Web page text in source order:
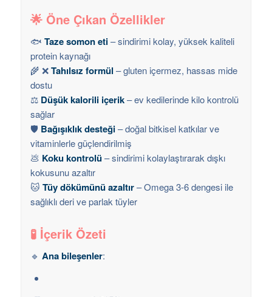
🌟 Öne Çıkan Özellikler
🐟 Taze somon eti– sindirimi kolay, yüksek kaliteli
protein kaynağı
🌾 ❌Tahılsız formül – gluten içermez, hassas mide
dostu
⚖️ Düşük kalorili içerik– ev kedilerinde kilo kontrolü
sağlar
🛡️ Bağışıklık desteği– doğal bitkisel katkılar ve
vitaminlerle güçlendirilmiş
💩 Koku kontrolü– sindirimi kolaylaştırarak dışkı
kokusunu azaltır
🐱 Tüy dökümünü azaltır– Omega 3-6 dengesi ile
sağlıklı deri ve parlak tüyler
🧪 İçerik Özeti
🔹 Ana bileşenler: